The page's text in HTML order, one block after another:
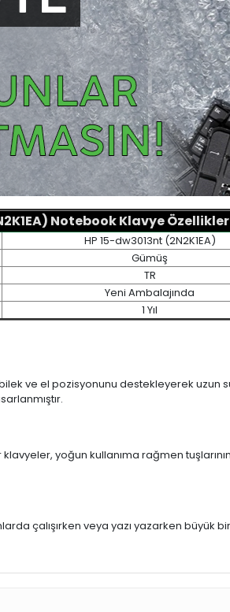
Notebook Klavye
HP 15-dw3013nt (2N2K1EA)
Gümüş
TR
Yeni Ambalajında
1 Yıl
ve el pozisyonunu destekleyerek uzun
yoğun kullanıma rağmen
çalışırken veya yazı yazarken